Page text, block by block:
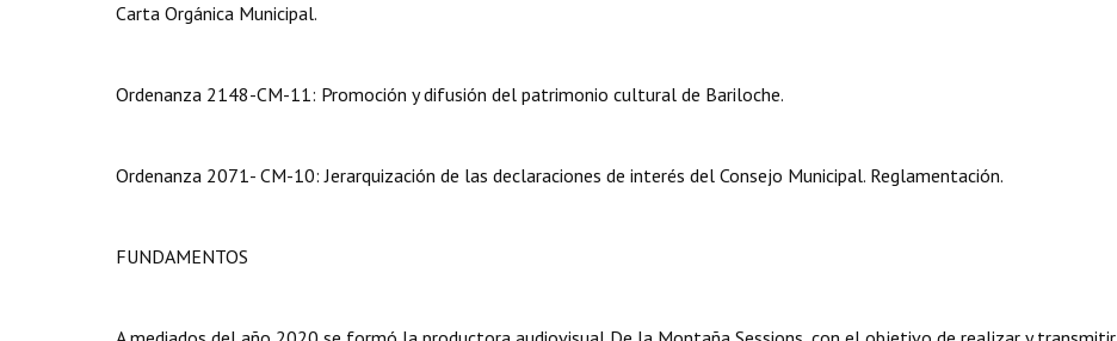
Carta Orgánica Municipal.
Ordenanza 2148-CM-11: Promoción y difusión del patrimonio cultural de Bariloche.
Ordenanza 2071- CM-10: Jerarquización de las declaraciones de interés del Consejo Municipal. Reglamentación.
FUNDAMENTOS